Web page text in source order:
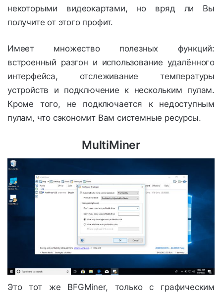
некоторыми видеокартами, но вряд ли Вы
получите от этого профит.
Имеет множество полезных функций:
встроенный разгон и использование удалённого
интерфейса, отслеживание температуры
устройств и подключение к нескольким пулам.
Кроме того, не подключается к недоступным
пулам, что сэкономит Вам системные ресурсы.
MultiMiner
Это тот же BFGMiner, только с графическим